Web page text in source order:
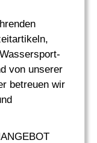
von unserer
betreuen wir